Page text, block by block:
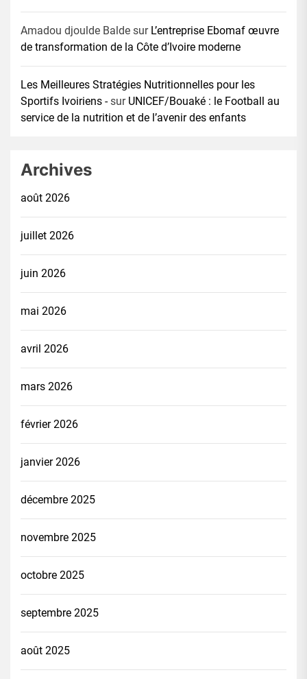
Amadou djoulde Balde sur L’entreprise Ebomaf œuvre
de transformation de la Côte d’Ivoire moderne
Les Meilleures Stratégies Nutritionnelles pour les
Sportifs Ivoiriens -sur UNICEF/Bouaké : le Football au
service de la nutrition et de l’avenir des enfants
Archives
août 2026
juillet 2026
juin 2026
mai 2026
avril 2026
mars 2026
février 2026
janvier 2026
décembre 2025
novembre 2025
octobre 2025
septembre 2025
août 2025